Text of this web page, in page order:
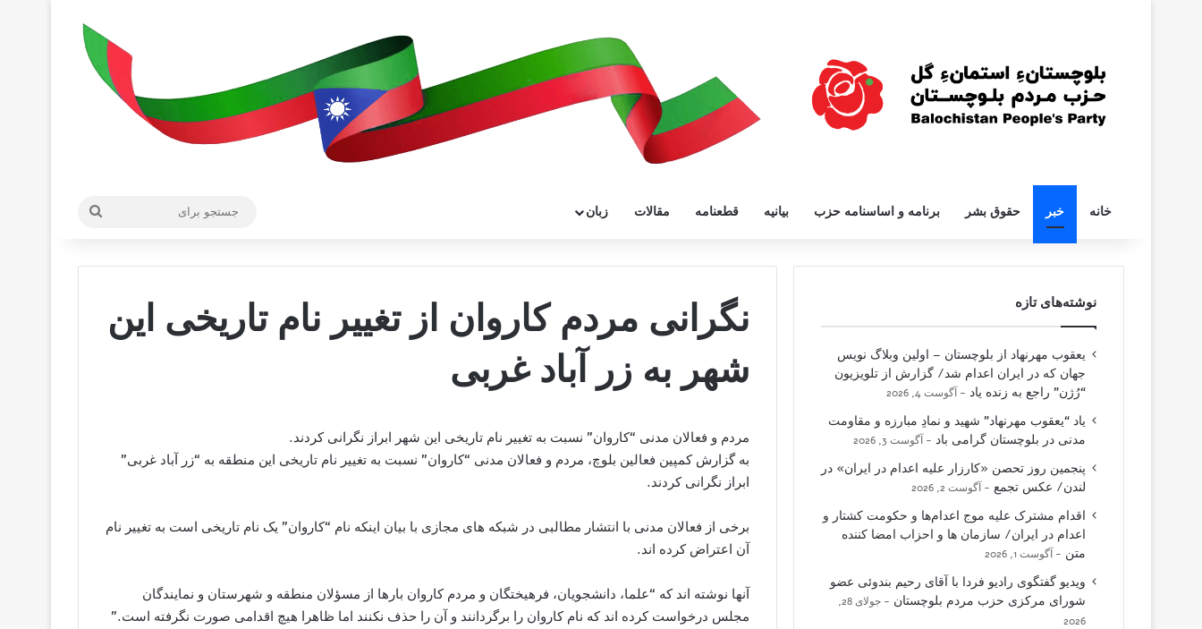
خانه خبر حقوق بشر برنامه و اساسنامه حزب بیانیه قطعنامه مقالات زبان
نگرانی مردم کاروان از تغییر نام تاریخی این
شهر به زر آباد غربی
مردم و فعالان مدنی “کاروان” نسبت به تغییر نام تاریخی این شهر ابراز نگرانی کردند.
به گزارش کمپین فعالین بلوچ، مردم و فعالان مدنی “کاروان” نسبت به تغییر نام تاریخی این منطقه به “زر آباد غربی”
ابراز نگرانی کردند.
برخی از فعالان مدنی با انتشار مطالبی در شبکه های مجازی با بیان اینکه نام “کاروان” یک نام تاریخی است به تغییر نام
آن اعتراض کرده اند.
آنها نوشته اند که “علما، دانشجویان، فرهیختگان و مردم کاروان بارها از مسؤلان منطقه و شهرستان و نمایندگان
مجلس درخواست کرده اند که نام کاروان را برگردانند و آن را حذف نکنند اما ظاهرا هیچ اقدامی صورت نگرفته است.”
نوشته‌های تازه
یعقوب مهرنهاد از بلوچستان – اولین وبلاگ نویس
جهان که در ایران اعدام شد/ گزارش از تلویزیون
“رُژن” راجع به زنده یاد
آگوست 4, 2026
یاد “یعقوب مهرنهاد” شهید و نمادِ مبارزه و مقاومت
مدنی در بلوچستان گرامی باد
آگوست 3, 2026
پنجمین روز تحصن «کارزار علیه اعدام در ایران» در
لندن/ عکس تجمع
آگوست 2, 2026
اقدام مشترک علیه موج اعدام‌ها و حکومت کشتار و
اعدام در ایران/ سازمان ها و احزاب امضا کننده
متن
آگوست 1, 2026
ویدیو گفتگوی رادیو فردا با آقای رحیم بندوئی عضو
شورای مرکزی حزب مردم بلوچستان
جولای 28,
2026